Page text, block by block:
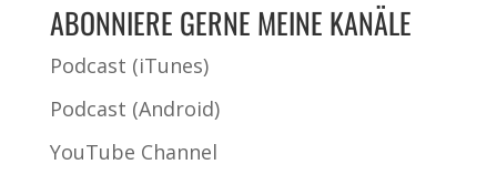
ABONNIERE GERNE MEINE KANÄLE
Podcast (iTunes)
Podcast (Android)
YouTube Channel